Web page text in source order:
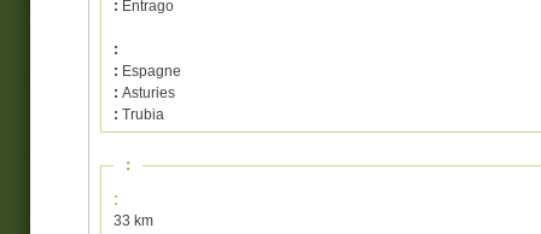
: Entrago
:
: Espagne
: Asturies
: Trubia
:
:
33 km